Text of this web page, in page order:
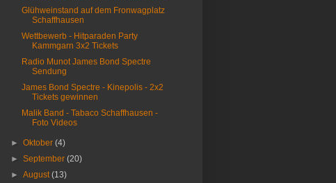
Glühweinstand auf dem Fronwagplatz
Schaffhausen
Wettbewerb - Hitparaden Party
Kammgarn 3x2 Tickets
Radio Munot James Bond Spectre
Sendung
James Bond Spectre - Kinepolis - 2x2
Tickets gewinnen
Malik Band - Tabaco Schaffhausen -
Foto Videos
►Oktober(4)
►September(20)
►August(13)